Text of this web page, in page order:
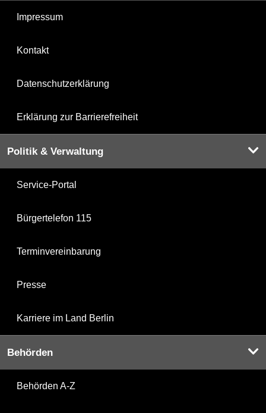
Impressum
Kontakt
Datenschutzerklärung
Erklärung zur Barrierefreiheit
Politik & Verwaltung
Service-Portal
Bürgertelefon 115
Terminvereinbarung
Presse
Karriere im Land Berlin
Behörden
Behörden A-Z